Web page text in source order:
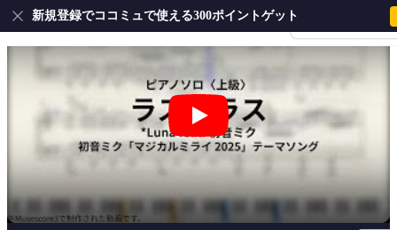
会員登録・ログイ
新規登録でココミュで使える300ポイントゲット
ラストラス (初音ミク「マジカルミラ